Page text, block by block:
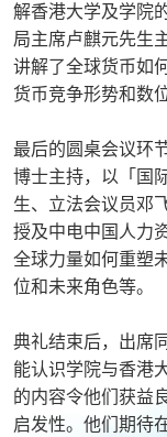
解香港大学及学院
局主席卢麒元先生
讲解了全球货币如
货币竞争形势和数
最后的圆桌会议环
博士主持，以「国
生、立法会议员邓
授及中电中国人力
全球力量如何重塑
位和未来角色等。
典礼结束后，出席
能认识学院与香港
的内容令他们获益
启发性。他们期待